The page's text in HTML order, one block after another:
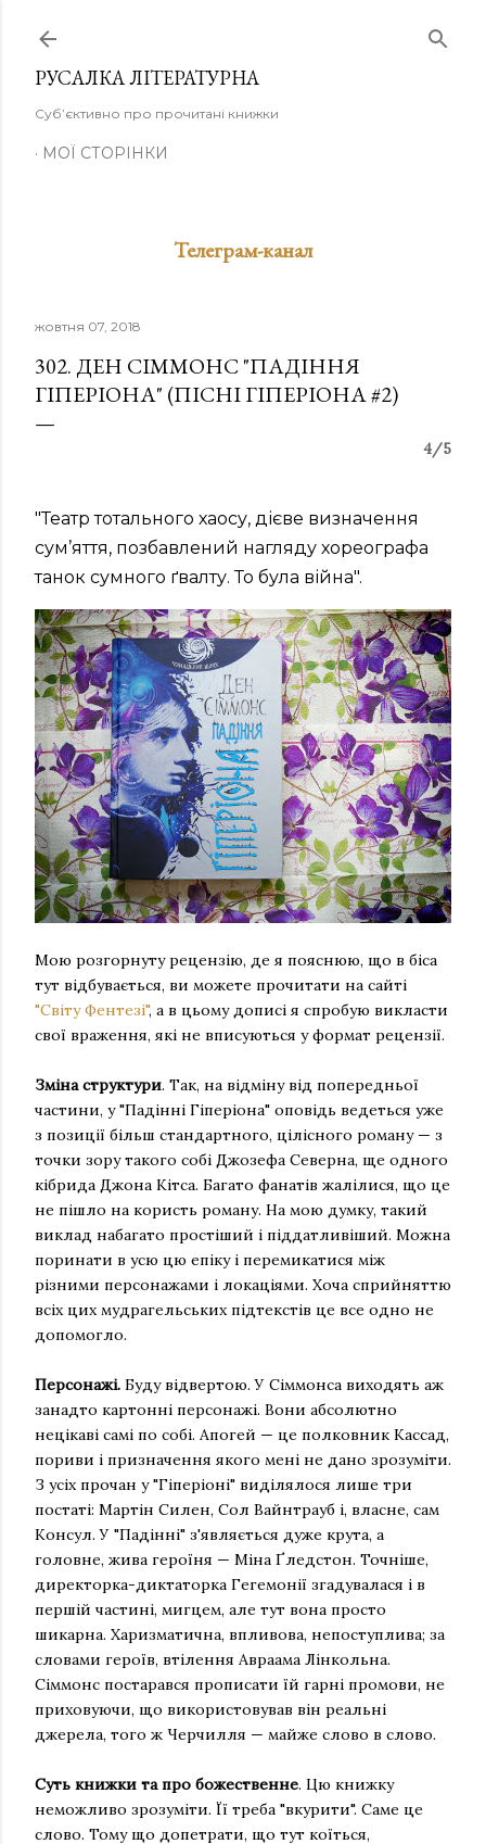
РУСАЛКА ЛІТЕРАТУРНА
Суб’єктивно про прочитані книжки
МОЇ СТОРІНКИ
Телеграм-канал
жовтня 07, 2018
302. ДЕН СІММОНС "ПАДІННЯ
ГІПЕРІОНА" (ПІСНІ ГІПЕРІОНА #2)
4/5
"Театр тотального хаосу, дієве визначення
сум’яття, позбавлений нагляду хореографа
танок сумного ґвалту. То була війна".
Мою розгорнуту рецензію, де я пояснюю, що в біса
тут відбувається, ви можете прочитати на сайті
"Світу Фентезі", а в цьому дописі я спробую викласти
свої враження, які не вписуються у формат рецензії.
Зміна структури. Так, на відміну від попередньої
частини, у "Падінні Гіперіона" оповідь ведеться уже
з позиції більш стандартного, цілісного роману — з
точки зору такого собі Джозефа Северна, ще одного
кібрида Джона Кітса. Багато фанатів жалілися, що це
не пішло на користь роману. На мою думку, такий
виклад набагато простіший і піддатливіший. Можна
поринати в усю цю епіку і перемикатися між
різними персонажами і локаціями. Хоча сприйняттю
всіх цих мудрагельських підтекстів це все одно не
допомогло.
Персонажі. Буду відвертою. У Сіммонса виходять аж
занадто картонні персонажі. Вони абсолютно
нецікаві самі по собі. Апогей — це полковник Кассад,
пориви і призначення якого мені не дано зрозуміти.
З усіх прочан у "Гіперіоні" виділялося лише три
постаті: Мартін Силен, Сол Вайнтрауб і, власне, сам
Консул. У "Падінні" з'являється дуже крута, а
головне, жива героїня — Міна Ґледстон. Точніше,
директорка-диктаторка Гегемонії згадувалася і в
першій частині, мигцем, але тут вона просто
шикарна. Харизматична, впливова, непоступлива; за
словами героїв, втілення Авраама Лінкольна.
Сіммонс постарався прописати їй гарні промови, не
приховуючи, що використовував він реальні
джерела, того ж Черчилля — майже слово в слово.
Суть книжки та про божественне. Цю книжку
неможливо зрозуміти. Її треба "вкурити". Саме це
слово. Тому що допетрати, що тут коїться,